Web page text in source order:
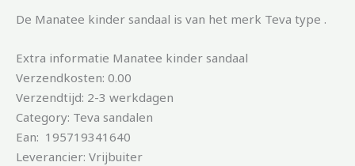
De Manatee kinder sandaal is van het merk Teva type .
Extra informatie Manatee kinder sandaal
Verzendkosten: 0.00
Verzendtijd: 2-3 werkdagen
Category: Teva sandalen
Ean: 195719341640
Leverancier: Vrijbuiter